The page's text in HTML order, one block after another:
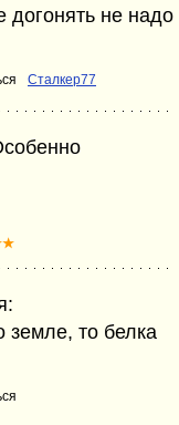
догонять не надо
Сталкер77
земле, то белка